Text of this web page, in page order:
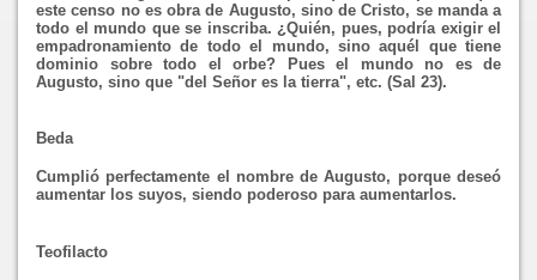
este censo no es obra de Augusto, sino de Cristo, se manda a
todo el mundo que se inscriba. ¿Quién, pues, podría exigir el
empadronamiento de todo el mundo, sino aquél que tiene
dominio sobre todo el orbe? Pues el mundo no es de
Augusto, sino que "del Señor es la tierra", etc. (Sal 23).
Beda
Cumplió perfectamente el nombre de Augusto, porque deseó
aumentar los suyos, siendo poderoso para aumentarlos.
Teofilacto